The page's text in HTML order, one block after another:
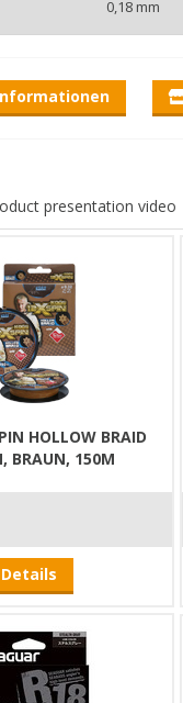
0,18 mm
presentation video
HOLLOW BRAID
BRAUN, 150M
Details